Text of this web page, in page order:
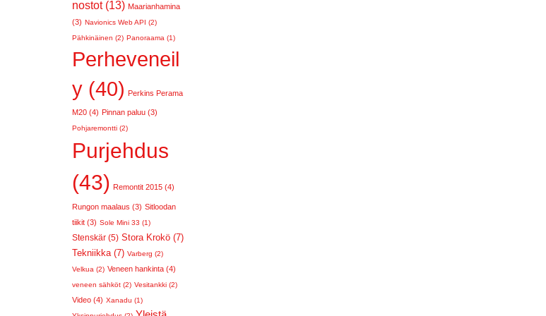
nostot (13) Maarianhamina
(3) Navionics Web API (2)
Pähkinäinen (2) Panoraama (1)
Perheveneil
y (40) Perkins Perama
M20 (4) Pinnan paluu (3)
Pohjaremontti (2)
Purjehdus
(43) Remontit 2015 (4)
Rungon maalaus (3) Sitloodan
tiikit (3) Sole Mini 33 (1)
Stenskär (5) Stora Krokö (7)
Tekniikka (7) Varberg (2)
Velkua (2) Veneen hankinta (4)
veneen sähköt (2) Vesitankki (2)
Video (4) Xanadu (1)